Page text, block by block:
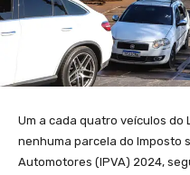
Um a cada quatro veículos do
nenhuma parcela do Imposto
Automotores (IPVA) 2024,